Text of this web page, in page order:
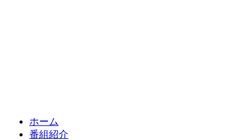
ホーム
番組紹介